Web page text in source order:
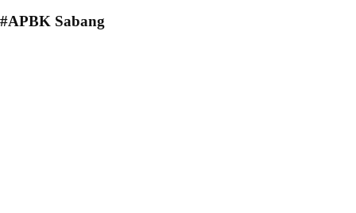
#APBK Sabang